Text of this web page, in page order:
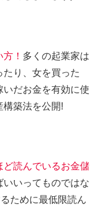
！ 多くの起業家は
り、女を買った
いだお金を有効に使
構築法を公開!
ど読んでいるお金儲
いいってものではな
ために最低限読ん